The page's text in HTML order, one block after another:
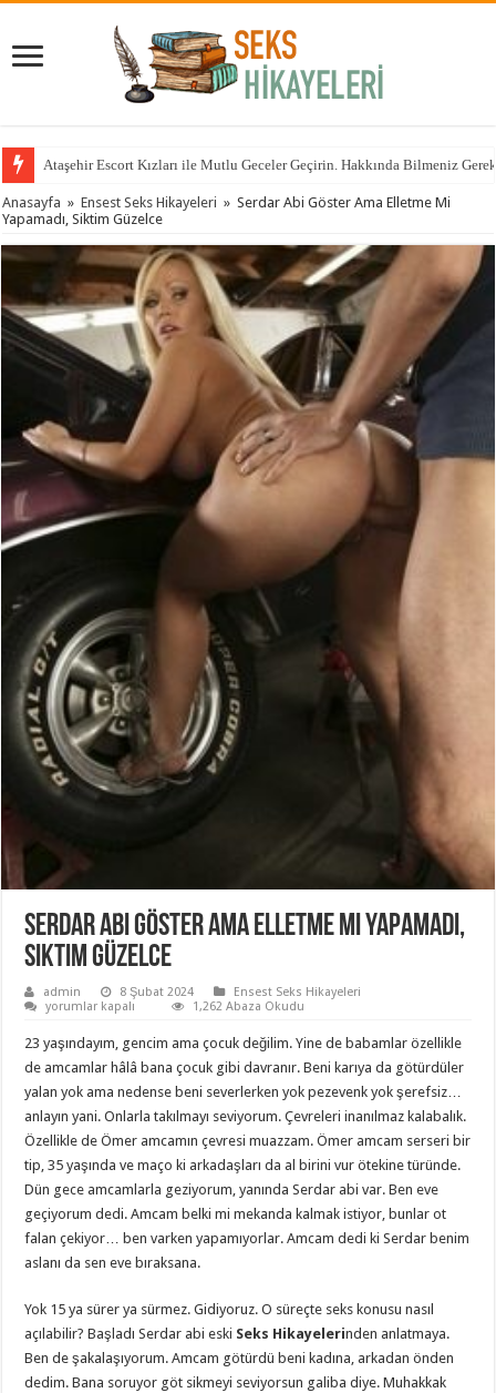
Ataşehir Escort Kızları ile Mutlu Geceler Geçirin. Hakkında Bilmeniz
Anasayfa » Ensest Seks Hikayeleri » Serdar Abi Göster Ama Elletme Mi
Yapamadı, Siktim Güzelce
Serdar Abi Göster Ama Elletme Mi Yapamadı,
Siktim Güzelce
admin 8 Şubat 2024
Ensest Seks Hikayeleri
Serdar
Göster
Ama
Elletme
Yapamadı,
Güzelce
için
yorumlar kapalı 1,262 Abaza Okudu
23 yaşındayım, gencim ama çocuk değilim. Yine de babamlar özellikle
de amcamlar hâlâ bana çocuk gibi davranır. Beni karıya da götürdüler
yalan yok ama nedense beni severlerken yok pezevenk yok şerefsiz…
anlayın yani. Onlarla takılmayı seviyorum. Çevreleri inanılmaz kalabalık.
Özellikle de Ömer amcamın çevresi muazzam. Ömer amcam serseri bir
tip, 35 yaşında ve maço ki arkadaşları da al birini vur ötekine türünde.
Dün gece amcamlarla geziyorum, yanında Serdar abi var. Ben eve
geçiyorum dedi. Amcam belki mi mekanda kalmak istiyor, bunlar ot
falan çekiyor… ben varken yapamıyorlar. Amcam dedi ki Serdar benim
aslanı da sen eve bıraksana.
Yok 15 ya sürer ya sürmez. Gidiyoruz. O süreçte seks konusu nasıl
açılabilir? Başladı Serdar abi eski Seks Hikayelerinden anlatmaya.
Ben de şakalaşıyorum. Amcam götürdü beni kadına, arkadan önden
dedim. Bana soruyor göt sikmeyi seviyorsun galiba diye. Muhakkak